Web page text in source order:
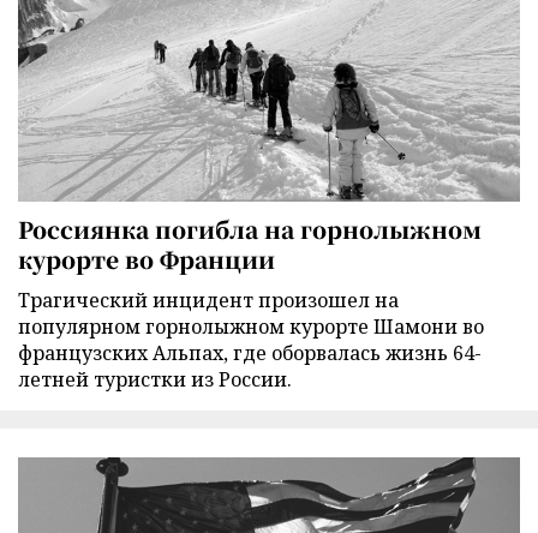
Россиянка погибла на горнолыжном
курорте во Франции
Трагический инцидент произошел на
популярном горнолыжном курорте Шамони во
французских Альпах, где оборвалась жизнь 64-
летней туристки из России.